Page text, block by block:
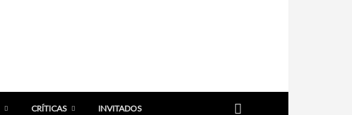
CRÍTICAS INVITADOS